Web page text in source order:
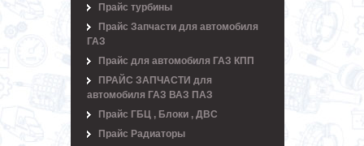
Прайс турбины
Прайс Запчасти для автомобиля
ГАЗ
Прайс для автомобиля ГАЗ КПП
ПРАЙС ЗАПЧАСТИ для
автомобиля ГАЗ ВАЗ ПАЗ
Прайс ГБЦ , Блоки , ДВС
Прайс Радиаторы